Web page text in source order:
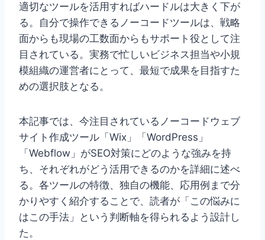
適切なツールを活用すればハードルは大きく下が
る。自分で操作できるノーコードツールは、戦略
面からも現場の工数面からもサポート役として注
目されている。実務で忙しいビジネス担当や小規
模組織の運営者にとって、最短で成果を目指すた
めの選択肢となる。
本記事では、今注目されているノーコードウェブ
サイト作成ツール「Wix」「WordPress」
「Webflow」がSEO対策にどのような強みを持
ち、それぞれがどう活用できるのかを詳細に述べ
る。各ツールの特徴、独自の機能、応用例まで分
かりやすく紹介することで、読者が「この悩みに
はこの手法」という判断軸を得られるよう設計し
た。